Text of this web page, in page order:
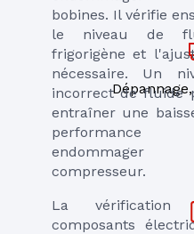
bobines. Il vérifie
le niveau de
frigorigène et
nécessaire. Un
incorrect de fluide
entraîner une
compresseur.
La vérification
composants